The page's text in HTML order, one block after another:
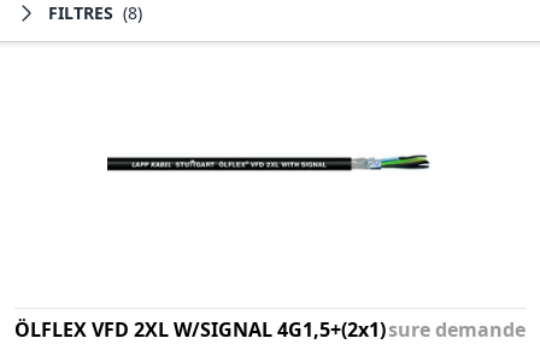
FILTRES (8)
ÖLFLEX VFD 2XL W/SIGNAL 4G1,5+(2x1)sure demande